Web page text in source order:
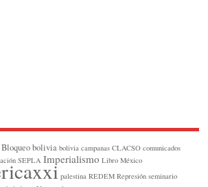
Bloqueo bolivia bolivia campanas CLACSO comunicados
SEPLA Imperialismo Libro México
palestina REDEM Represión seminario